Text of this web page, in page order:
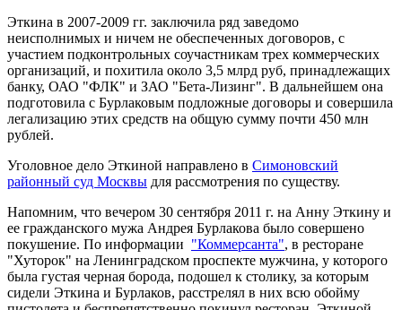
Эткина в 2007-2009 гг. заключила ряд заведомо
неисполнимых и ничем не обеспеченных договоров, с
участием подконтрольных соучастникам трех коммерческих
организаций, и похитила около 3,5 млрд руб, принадлежащих
банку, ОАО "ФЛК" и ЗАО "Бета-Лизинг". В дальнейшем она
подготовила с Бурлаковым подложные договоры и совершила
легализацию этих средств на общую сумму почти 450 млн
рублей.
Уголовное дело Эткиной направлено в Симоновский
районный суд Москвы для рассмотрения по существу.
Напомним, что вечером 30 сентября 2011 г. на Анну Эткину и
ее гражданского мужа Андрея Бурлакова было совершено
покушение. По информации "Коммерсанта", в ресторане
"Хуторок" на Ленинградском проспекте мужчина, у которого
была густая черная борода, подошел к столику, за которым
сидели Эткина и Бурлаков, расстрелял в них всю обойму